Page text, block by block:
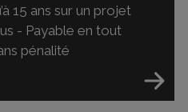
15 ans sur un projet
- Payable en tout
pénalité